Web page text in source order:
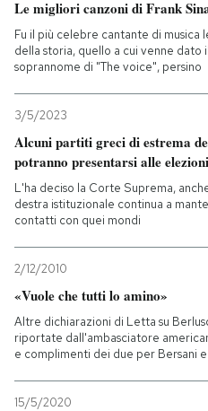
Le migliori canzoni di Frank
Fu il più celebre cantante di musica
della storia, quello a cui venne dato il
soprannome di "The voice", persino
3/5/2023
Alcuni partiti greci di estrema
potranno presentarsi alle elezioni
L'ha deciso la Corte Suprema,
destra istituzionale continua a
contatti con quei mondi
2/12/2010
«Vuole che tutti lo amino»
Altre dichiarazioni di Letta su
riportate dall'ambasciatore
e complimenti dei due per Bersani
15/5/2020